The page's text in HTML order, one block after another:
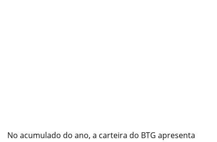
No acumulado do ano, a carteira do BTG apresenta